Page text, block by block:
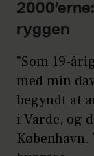
ryggen
"Som 19-
med min
begyndt at
i Varde, og